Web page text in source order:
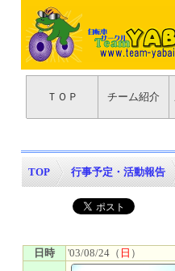
ＴＯＰ チーム紹介
TOP >行事予定・活動報告
日時 '03/08/24（ 日 ）